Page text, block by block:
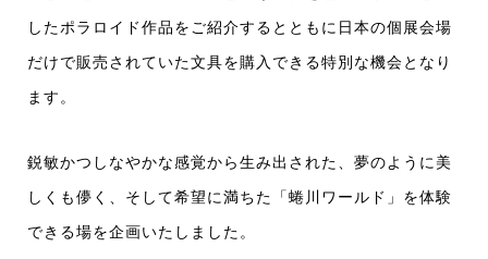
したポラロイド作品をご紹介するとともに日本の個展会場
だけで販売されていた文具を購入できる特別な機会となり
ます。
鋭敏かつしなやかな感覚から生み出された、夢のように美
しくも儚く、そして希望に満ちた「蜷川ワールド」を体験
できる場を企画いたしました。